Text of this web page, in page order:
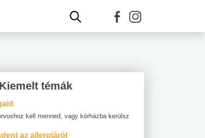
Kiemelt témák
kell menned, vagy kórházba kerülsz
az allergiáról